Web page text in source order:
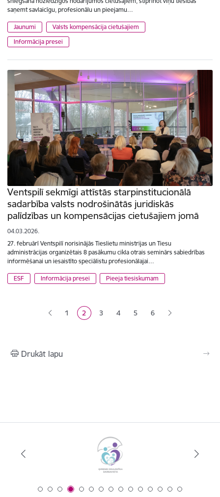
saņemt savlaicīgu, profesionālu un pieejamu…
Jaunumi
Valsts kompensācija cietušajiem
Informācija presei
Ventspilī sekmīgi attīstās starpinstitucionālā
sadarbība valsts nodrošinātās juridiskās
palīdzības un kompensācijas cietušajiem jomā
04.03.2026.
27. februārī Ventspilī norisinājās Tieslietu ministrijas un Tiesu
administrācijas organizētais 8 pasākumu cikla otrais seminārs sabiedrības
informēšanai un iesaistīto speciālistu profesionālajai…
ESF Informācija presei Pieeja tiesiskumam
Lapa
1 Pašreizējā lapa
2 Lapa
3 Lapa
4 Lapa
5 6
Drukāt lapu